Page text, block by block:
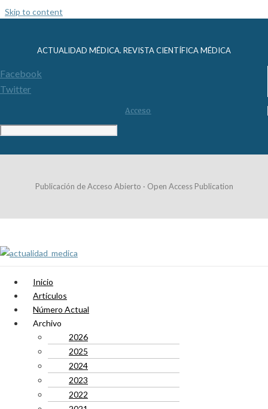
Skip to content
ACTUALIDAD MÉDICA. REVISTA CIENTÍFICA MÉDICA
Facebook
Twitter
Acceso
Publicación de Acceso Abierto · Open Access Publication
Inicio
Artículos
Número Actual
Archivo
2026
2025
2024
2023
2022